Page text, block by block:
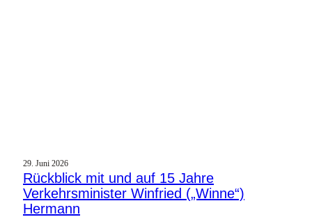
29. Juni 2026
Rückblick mit und auf 15 Jahre
Verkehrsminister Winfried („Winne“)
Hermann